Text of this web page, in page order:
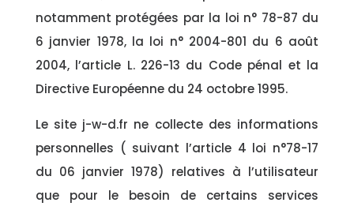
notamment protégées par la loi n° 78-87 du
6 janvier 1978, la loi n° 2004-801 du 6 août
2004, l’article L. 226-13 du Code pénal et la
Directive Européenne du 24 octobre 1995.
Le site j-w-d.fr ne collecte des informations
personnelles ( suivant l’article 4 loi n°78-17
du 06 janvier 1978) relatives à l’utilisateur
que pour le besoin de certains services